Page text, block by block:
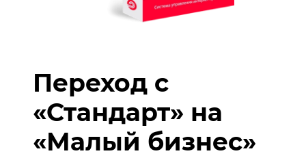
Переход с
«Стандарт» на
«Малый бизнес»